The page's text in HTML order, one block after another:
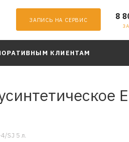
ЗАПИСЬ НА СЕРВИС 8
КЛИЕНТАМ
SJ 5 л.